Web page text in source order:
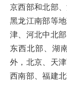
京西部和北部
黑龙江南部等
津、河北中北
东西北部、湖
外，北京、天
西南部、福建